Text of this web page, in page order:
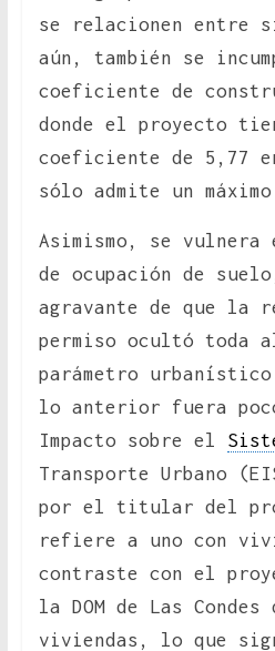
se relacionen entre
aún, también se
coeficiente de
donde el proyecto
coeficiente de 5,77
sólo admite un
Asimismo, se
de ocupación de
agravante de que la
permiso ocultó toda
parámetro
lo anterior fuera
Impacto sobre el
Transporte Urbano
por el titular del
refiere a uno con
contraste con el
la DOM de Las
viviendas, lo que